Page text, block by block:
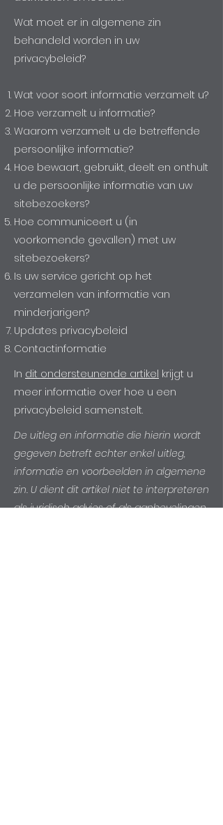
Wat moet er in algemene zin
behandeld worden in uw
privacybeleid?
Wat voor soort informatie verzamelt u?
Hoe verzamelt u informatie?
Waarom verzamelt u de betreffende
persoonlijke informatie?
Hoe bewaart, gebruikt, deelt en onthult
u de persoonlijke informatie van uw
sitebezoekers?
Hoe communiceert u (in
voorkomende gevallen) met uw
sitebezoekers?
Is uw service gericht op het
verzamelen van informatie van
minderjarigen?
Updates privacybeleid
Contactinformatie
In dit ondersteunende artikel krijgt u
meer informatie over hoe u een
privacybeleid samenstelt.
De uitleg en informatie die hierin wordt
gegeven betreft echter enkel uitleg,
informatie en voorbeelden in algemene
zin. U dient dit artikel niet te interpreteren
als juridisch advies of als aanbevelingen